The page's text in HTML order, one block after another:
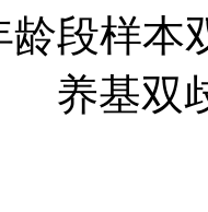
段样本
养基双